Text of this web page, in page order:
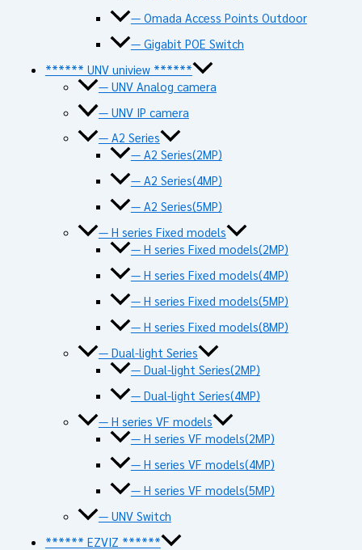
— Omada Access Points Outdoor
— Gigabit POE Switch
****** UNV uniview ******
— UNV Analog camera
— UNV IP camera
— A2 Series
— A2 Series(2MP)
— A2 Series(4MP)
— A2 Series(5MP)
— H series Fixed models
— H series Fixed models(2MP)
— H series Fixed models(4MP)
— H series Fixed models(5MP)
— H series Fixed models(8MP)
— Dual-light Series
— Dual-light Series(2MP)
— Dual-light Series(4MP)
— H series VF models
— H series VF models(2MP)
— H series VF models(4MP)
— H series VF models(5MP)
— UNV Switch
****** EZVIZ ******